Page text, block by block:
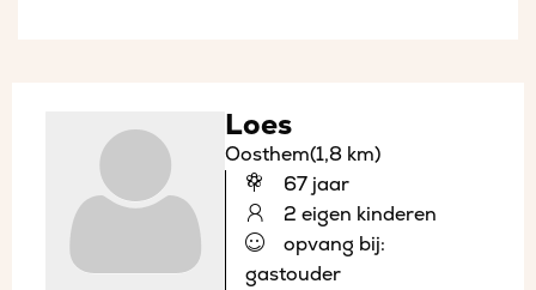
Loes
Oosthem(1,8 km)
67 jaar
2 eigen kinderen
opvang bij:
gastouder